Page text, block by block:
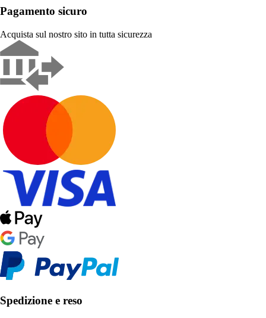
Pagamento sicuro
Acquista sul nostro sito in tutta sicurezza
Spedizione e reso